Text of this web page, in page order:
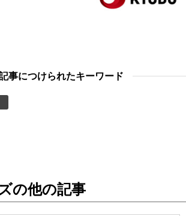
事につけられたキーワード
の他の記事